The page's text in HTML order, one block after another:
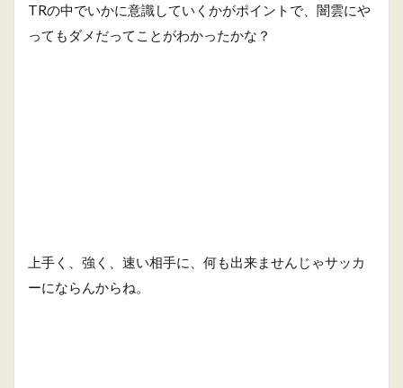
TRの中でいかに意識していくかがポイントで、闇雲にや
ってもダメだってことがわかったかな？
上手く、強く、速い相手に、何も出来ませんじゃサッカ
ーにならんからね。